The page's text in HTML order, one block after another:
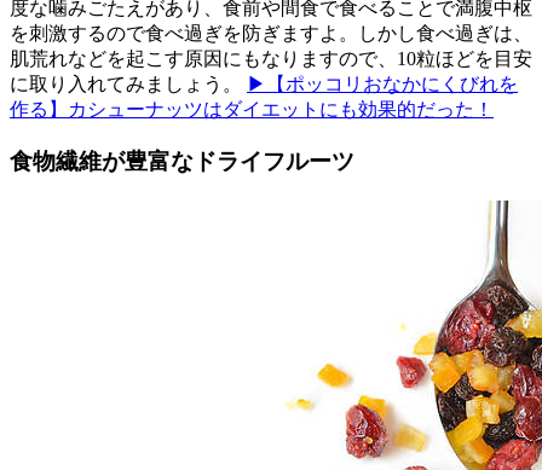
度な噛みごたえがあり、食前や間食で食べることで満腹中枢
を刺激するので食べ過ぎを防ぎますよ。しかし食べ過ぎは、
肌荒れなどを起こす原因にもなりますので、10粒ほどを目安
に取り入れてみましょう。
▶【ポッコリおなかにくびれを
作る】カシューナッツはダイエットにも効果的だった！
食物繊維が豊富なドライフルーツ